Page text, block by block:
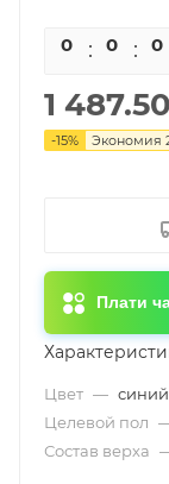
0 0 0
1
-15% Экономия
Плати
Цвет — синий
Целевой пол
Состав верха